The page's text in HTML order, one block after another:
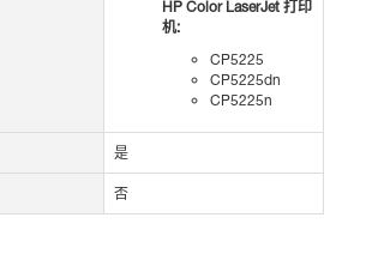
HP Color LaserJet 打印
机:
CP5225
CP5225dn
CP5225n
是
否